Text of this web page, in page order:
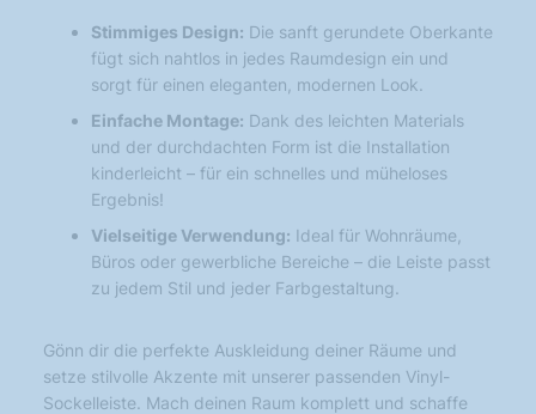
Stimmiges Design: Die sanft gerundete Oberkante
fügt sich nahtlos in jedes Raumdesign ein und
sorgt für einen eleganten, modernen Look.
Einfache Montage: Dank des leichten Materials
und der durchdachten Form ist die Installation
kinderleicht – für ein schnelles und müheloses
Ergebnis!
Vielseitige Verwendung: Ideal für Wohnräume,
Büros oder gewerbliche Bereiche – die Leiste passt
zu jedem Stil und jeder Farbgestaltung.
Gönn dir die perfekte Auskleidung deiner Räume und
setze stilvolle Akzente mit unserer passenden Vinyl-
Sockelleiste. Mach deinen Raum komplett und schaffe